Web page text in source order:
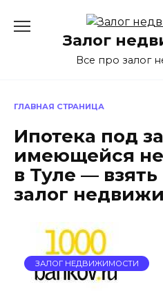
содержаниюЗалог
Все про залог
ГЛАВНАЯ СТРАНИЦА
Ипотека под
имеющейся
в Туле —
залог
ЗАЛОГ НЕДВИЖИМОСТИ